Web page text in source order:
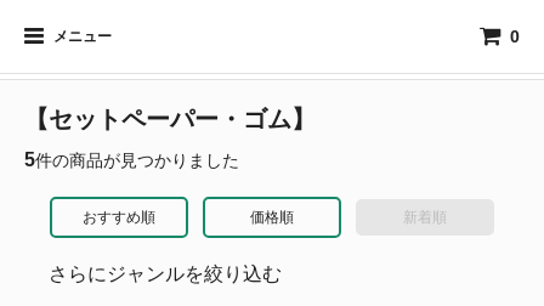
メニュー 0
【セットペーパー・ゴム】
5件の商品が見つかりました
おすすめ順 価格順 新着順
さらにジャンルを絞り込む